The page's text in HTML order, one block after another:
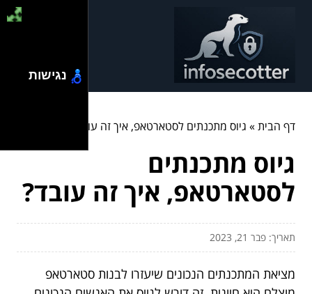
דף הבית» גיוס מתכנתים לסטארטאפ, איך זה עובד?
גיוס מתכנתים
לסטארטאפ, איך זה עובד?
תאריך: פבר 21, 2023
מציאת המתכנתים הנכונים שיעזרו לבנות סטארטאפ
נגישות